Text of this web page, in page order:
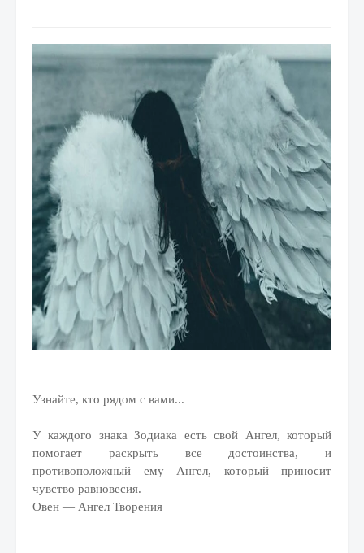
Узнайте, кто рядом с вами...
У каждого знака Зодиака есть свой Ангел, который
помогает раскрыть все достоинства, и
противоположный ему Ангел, который приносит
чувство равновесия.
Овен — Ангел Творения